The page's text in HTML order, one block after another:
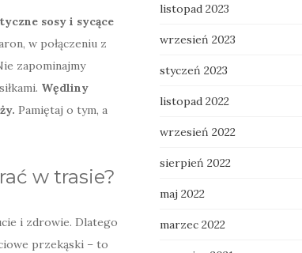
sosy i sycące
w połączeniu z
zapominajmy
Wędliny
Pamiętaj o tym, a
w trasie?
i zdrowie. Dlatego
przekąski – to
listopad 2023
wrzesień 2023
styczeń 2023
listopad 2022
wrzesień 2022
sierpień 2022
maj 2022
marzec 2022